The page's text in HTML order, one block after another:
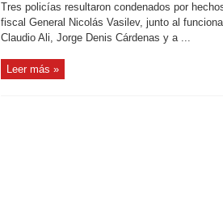
Tres policías resultaron condenados por
fiscal General Nicolás Vasilev, junto al
Claudio Ali, Jorge Denis Cárdenas y a ...
Leer más »